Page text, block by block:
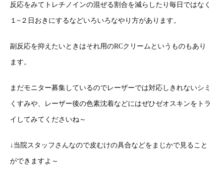
反応をみてトレチノインの混ぜる割合を減らしたり毎日ではなく
１~２日おきにするなどいろいろなやり方があります。
副反応を抑えたいときはそれ用のRCクリームというものもあり
ます。
まだモニター募集しているのでレーザーでは対応しきれないシミ
くすみや、レーザー後の色素沈着などにはぜひゼオスキンをトラ
イしてみてくださいね～
↓当院スタッフさんなので皮むけの具合などをまじかで見ること
ができますよ～